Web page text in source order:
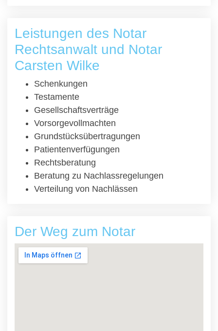
Leistungen des Notar
Rechtsanwalt und Notar
Carsten Wilke
Schenkungen
Testamente
Gesellschaftsverträge
Vorsorgevollmachten
Grundstücksübertragungen
Patientenverfügungen
Rechtsberatung
Beratung zu Nachlassregelungen
Verteilung von Nachlässen
Der Weg zum Notar